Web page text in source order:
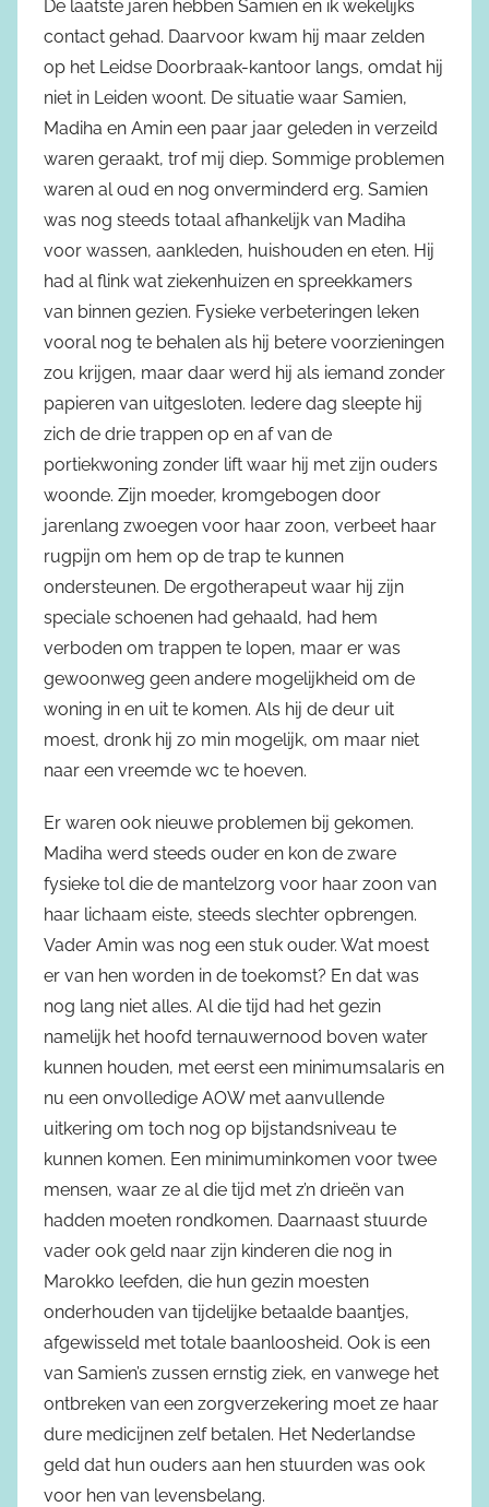
De laatste jaren hebben Samien en ik wekelijks
contact gehad. Daarvoor kwam hij maar zelden
op het Leidse Doorbraak-kantoor langs, omdat hij
niet in Leiden woont. De situatie waar Samien,
Madiha en Amin een paar jaar geleden in verzeild
waren geraakt, trof mij diep. Sommige problemen
waren al oud en nog onverminderd erg. Samien
was nog steeds totaal afhankelijk van Madiha
voor wassen, aankleden, huishouden en eten. Hij
had al flink wat ziekenhuizen en spreekkamers
van binnen gezien. Fysieke verbeteringen leken
vooral nog te behalen als hij betere voorzieningen
zou krijgen, maar daar werd hij als iemand zonder
papieren van uitgesloten. Iedere dag sleepte hij
zich de drie trappen op en af van de
portiekwoning zonder lift waar hij met zijn ouders
woonde. Zijn moeder, kromgebogen door
jarenlang zwoegen voor haar zoon, verbeet haar
rugpijn om hem op de trap te kunnen
ondersteunen. De ergotherapeut waar hij zijn
speciale schoenen had gehaald, had hem
verboden om trappen te lopen, maar er was
gewoonweg geen andere mogelijkheid om de
woning in en uit te komen. Als hij de deur uit
moest, dronk hij zo min mogelijk, om maar niet
naar een vreemde wc te hoeven.
Er waren ook nieuwe problemen bij gekomen.
Madiha werd steeds ouder en kon de zware
fysieke tol die de mantelzorg voor haar zoon van
haar lichaam eiste, steeds slechter opbrengen.
Vader Amin was nog een stuk ouder. Wat moest
er van hen worden in de toekomst? En dat was
nog lang niet alles. Al die tijd had het gezin
namelijk het hoofd ternauwernood boven water
kunnen houden, met eerst een minimumsalaris en
nu een onvolledige AOW met aanvullende
uitkering om toch nog op bijstandsniveau te
kunnen komen. Een minimuminkomen voor twee
mensen, waar ze al die tijd met z’n drieën van
hadden moeten rondkomen. Daarnaast stuurde
vader ook geld naar zijn kinderen die nog in
Marokko leefden, die hun gezin moesten
onderhouden van tijdelijke betaalde baantjes,
afgewisseld met totale baanloosheid. Ook is een
van Samien’s zussen ernstig ziek, en vanwege het
ontbreken van een zorgverzekering moet ze haar
dure medicijnen zelf betalen. Het Nederlandse
geld dat hun ouders aan hen stuurden was ook
voor hen van levensbelang.